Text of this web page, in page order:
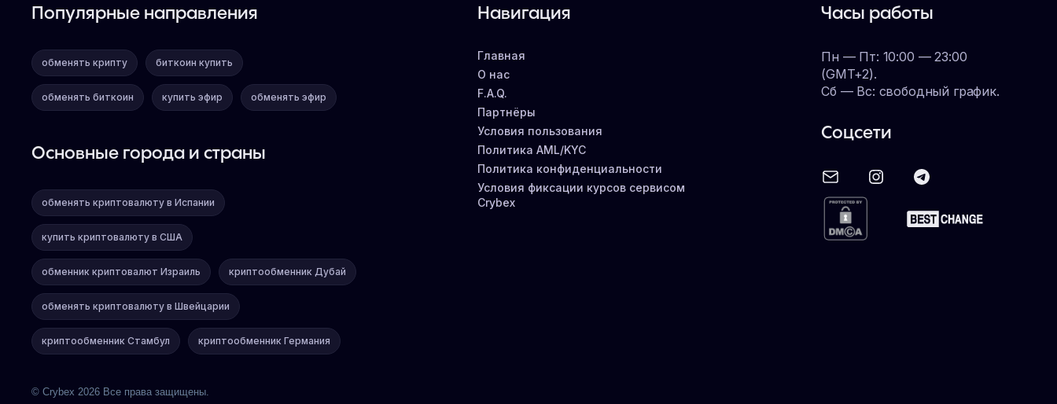
Популярные направления
обменять крипту биткоин купить
обменять биткоин купить эфир обменять эфир
Основные города и страны
обменять криптовалюту в Испании
купить криптовалюту в США
обменник криптовалют Израиль криптообменник Дубай
обменять криптовалюту в Швейцарии
криптообменник Стамбул криптообменник Германия
© Crybex 2026 Все права защищены.
Навигация
Главная
О нас
F.A.Q.
Партнёры
Условия пользования
Политика AML/KYC
Политика конфиденциальности
Условия фиксации курсов сервисом
Crybex
Часы работы
Пн — Пт: 10:00 — 23:00
(GMT+2).
Сб — Вс: свободный график.
Соцсети